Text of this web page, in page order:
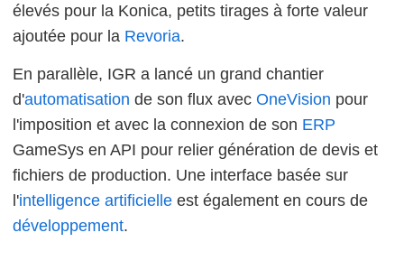
élevés pour la Konica, petits tirages à forte valeur
ajoutée pour la Revoria.
En parallèle, IGR a lancé un grand chantier
d'automatisation de son flux avec OneVision pour
l'imposition et avec la connexion de son ERP
GameSys en API pour relier génération de devis et
fichiers de production. Une interface basée sur
l'intelligence artificielle est également en cours de
développement.